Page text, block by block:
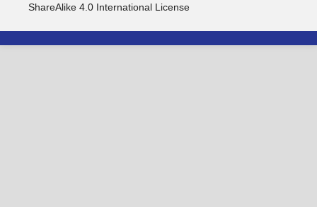
ShareAlike 4.0 International License